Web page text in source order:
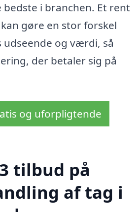
i branchen. Et rent
gøre en stor forskel
udseende og værdi, så
der betaler sig på
og uforpligtende
tilbud på
af tag i